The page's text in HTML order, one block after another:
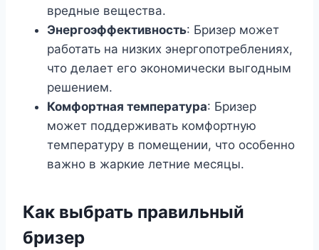
вредные вещества.
Энергоэффективность: Бризер может
работать на низких энергопотреблениях,
что делает его экономически выгодным
решением.
Комфортная температура: Бризер
может поддерживать комфортную
температуру в помещении, что особенно
важно в жаркие летние месяцы.
Как выбрать правильный
бризер